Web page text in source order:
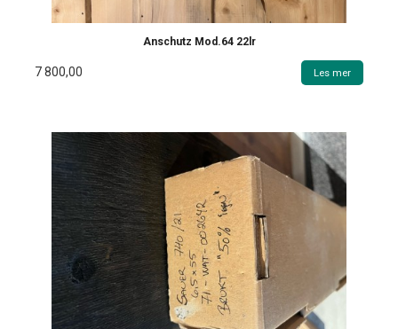
Anschutz Mod.64 22lr
7 800,00 Les mer